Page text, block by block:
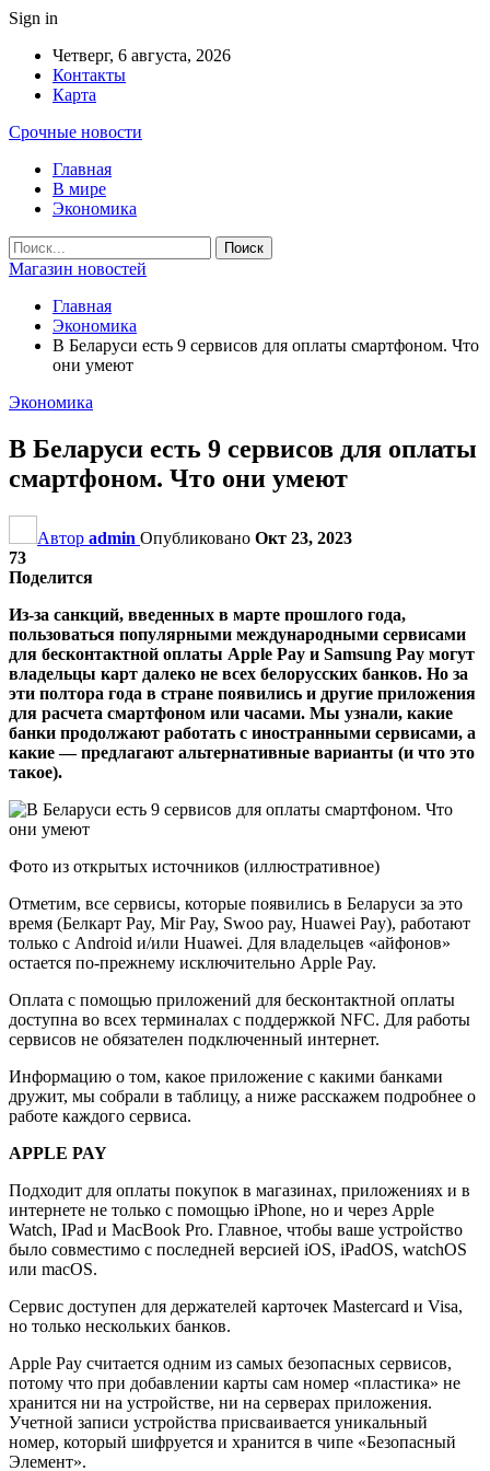
Sign in
Четверг, 6 августа, 2026
Контакты
Карта
Срочные новости
Главная
В мире
Экономика
Магазин новостей
Главная
Экономика
В Беларуси есть 9 сервисов для оплаты смартфоном. Что
они умеют
Экономика
В Беларуси есть 9 сервисов для оплаты
смартфоном. Что они умеют
Автор admin Опубликовано Окт 23, 2023
73
Поделится
Из-за санкций, введенных в марте прошлого года,
пользоваться популярными международными сервисами
для бесконтактной оплаты Apple Pay и Samsung Pay могут
владельцы карт далеко не всех белорусских банков. Но за
эти полтора года в стране появились и другие приложения
для расчета смартфоном или часами. Мы узнали, какие
банки продолжают работать с иностранными сервисами, а
какие — предлагают альтернативные варианты (и что это
такое).
Фото из открытых источников (иллюстративное)
Отметим, все сервисы, которые появились в Беларуси за это
время (Белкарт Pay, Mir Pay, Swoo pay, Huawei Pay), работают
только с Android и/или Huawei. Для владельцев «айфонов»
остается по-прежнему исключительно Apple Pay.
Оплата с помощью приложений для бесконтактной оплаты
доступна во всех терминалах с поддержкой NFC. Для работы
сервисов не обязателен подключенный интернет.
Информацию о том, какое приложение с какими банками
дружит, мы собрали в таблицу, а ниже расскажем подробнее о
работе каждого сервиса.
APPLE PAY
Подходит для оплаты покупок в магазинах, приложениях и в
интернете не только с помощью iPhone, но и через Apple
Watch, IPad и MacBook Pro. Главное, чтобы ваше устройство
было совместимо с последней версией iOS, iPadOS, watchOS
или macOS.
Сервис доступен для держателей карточек Mastercard и Visa,
но только нескольких банков.
Apple Pay считается одним из самых безопасных сервисов,
потому что при добавлении карты сам номер «пластика» не
хранится ни на устройстве, ни на серверах приложения.
Учетной записи устройства присваивается уникальный
номер, который шифруется и хранится в чипе «Безопасный
Элемент».